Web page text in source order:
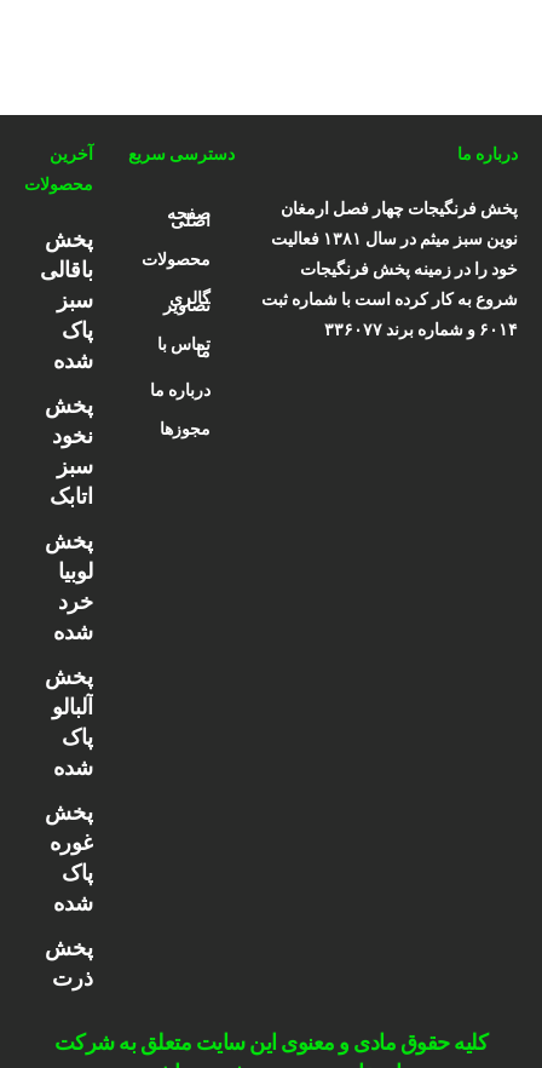
درباره ما
پخش فرنگیجات چهار فصل ارمغان
نوین سبز میثم در سال ۱۳۸۱ فعالیت
خود را در زمینه پخش فرنگیجات
شروع به کار کرده است با شماره ثبت
۶۰۱۴ و شماره برند ۳۳۶۰۷۷
دسترسی سریع
صفحه
اصلی
محصولات
گالری
تصاویر
تماس با
ما
درباره ما
مجوزها
آخرین
محصولات
پخش
باقالی
سبز
پاک
شده
پخش
نخود
سبز
اتابک
پخش
لوبیا
خرد
شده
پخش
آلبالو
پاک
شده
پخش
غوره
پاک
شده
پخش
ذرت
کلیه حقوق مادی و معنوی این سایت متعلق به شرکت